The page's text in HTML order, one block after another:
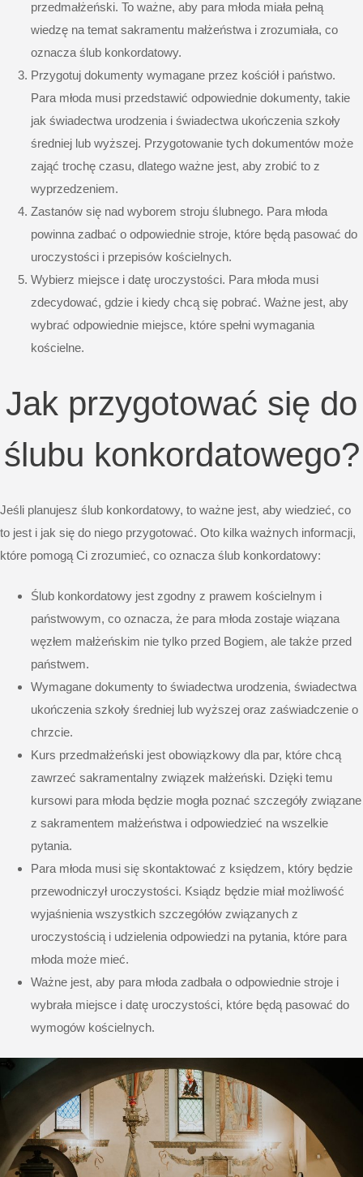
przedmałżeński. To ważne, aby para młoda miała pełną
wiedzę na temat sakramentu małżeństwa i zrozumiała, co
oznacza ślub konkordatowy.
Przygotuj dokumenty wymagane przez kościół i państwo.
Para młoda musi przedstawić odpowiednie dokumenty, takie
jak świadectwa urodzenia i świadectwa ukończenia szkoły
średniej lub wyższej. Przygotowanie tych dokumentów może
zająć trochę czasu, dlatego ważne jest, aby zrobić to z
wyprzedzeniem.
Zastanów się nad wyborem stroju ślubnego. Para młoda
powinna zadbać o odpowiednie stroje, które będą pasować do
uroczystości i przepisów kościelnych.
Wybierz miejsce i datę uroczystości. Para młoda musi
zdecydować, gdzie i kiedy chcą się pobrać. Ważne jest, aby
wybrać odpowiednie miejsce, które spełni wymagania
kościelne.
Jak przygotować się do
ślubu konkordatowego?
Jeśli planujesz ślub konkordatowy, to ważne jest, aby wiedzieć, co
to jest i jak się do niego przygotować. Oto kilka ważnych informacji,
które pomogą Ci zrozumieć, co oznacza ślub konkordatowy:
Ślub konkordatowy jest zgodny z prawem kościelnym i
państwowym, co oznacza, że ​​para młoda zostaje wiązana
węzłem małżeńskim nie tylko przed Bogiem, ale także przed
państwem.
Wymagane dokumenty to świadectwa urodzenia, świadectwa
ukończenia szkoły średniej lub wyższej oraz zaświadczenie o
chrzcie.
Kurs przedmałżeński jest obowiązkowy dla par, które chcą
zawrzeć sakramentalny związek małżeński. Dzięki temu
kursowi para młoda będzie mogła poznać szczegóły związane
z sakramentem małżeństwa i odpowiedzieć na wszelkie
pytania.
Para młoda musi się skontaktować z księdzem, który będzie
przewodniczył uroczystości. Ksiądz będzie miał możliwość
wyjaśnienia wszystkich szczegółów związanych z
uroczystością i udzielenia odpowiedzi na pytania, które para
młoda może mieć.
Ważne jest, aby para młoda zadbała o odpowiednie stroje i
wybrała miejsce i datę uroczystości, które będą pasować do
wymogów kościelnych.